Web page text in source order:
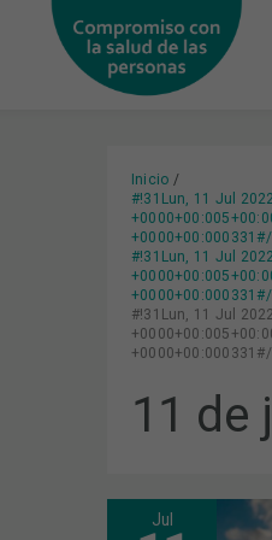
Inicio
#!31Lun, 11 Jul
#!31Lun, 11 Jul
#!31Lun, 11 Jul
11 de
Jul
¿CUÁLES